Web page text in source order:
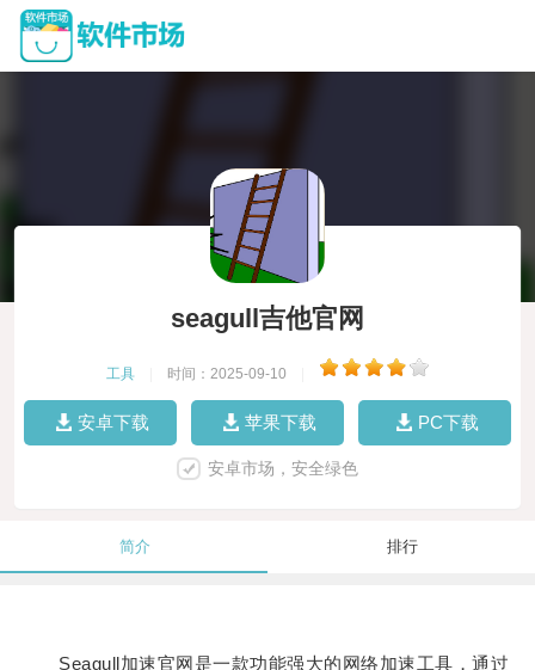
seagull吉他官网
工具 时间：2025-09-10
安卓下载 苹果下载 PC下载
安卓市场，安全绿色
简介 排行
Seagull加速官网是一款功能强大的网络加速工具，通过